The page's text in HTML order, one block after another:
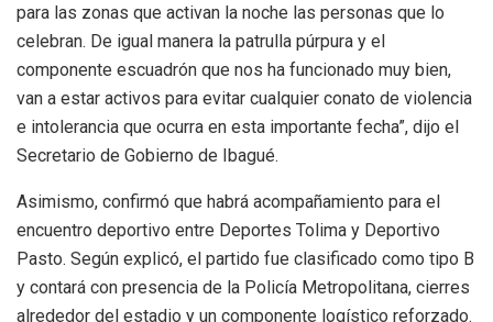
para las zonas que activan la noche las personas que lo
celebran. De igual manera la patrulla púrpura y el
componente escuadrón que nos ha funcionado muy bien,
van a estar activos para evitar cualquier conato de violencia
e intolerancia que ocurra en esta importante fecha”, dijo el
Secretario de Gobierno de Ibagué.
Asimismo, confirmó que habrá acompañamiento para el
encuentro deportivo entre Deportes Tolima y Deportivo
Pasto. Según explicó, el partido fue clasificado como tipo B
y contará con presencia de la Policía Metropolitana, cierres
alrededor del estadio y un componente logístico reforzado.